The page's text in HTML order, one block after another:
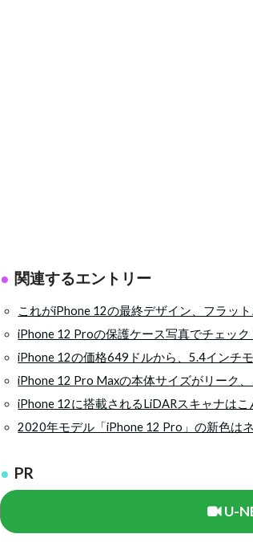
関連するエントリー
これがiPhone 12の最終デザイン、フラッ
iPhone 12 Proの保護ケース写真でチェッ
iPhone 12の価格649ドルから、5.4インチ
iPhone 12 Pro Maxの本体サイズがリーク
iPhone 12に搭載されるLiDARスキャナはこ
2020年モデル「iPhone 12 Pro」の新色は
PR
U-